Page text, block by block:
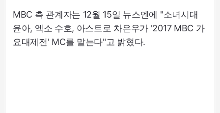
MBC 측 관계자는 12월 15일 뉴스엔에 "소녀시대
윤아, 엑소 수호, 아스트로 차은우가 '2017 MBC 가
요대제전' MC를 맡는다"고 밝혔다.